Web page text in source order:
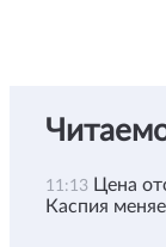
11:13 Цена
Каспия